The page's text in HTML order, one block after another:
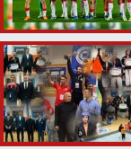
Su Topu
Sualtı
Tekvando